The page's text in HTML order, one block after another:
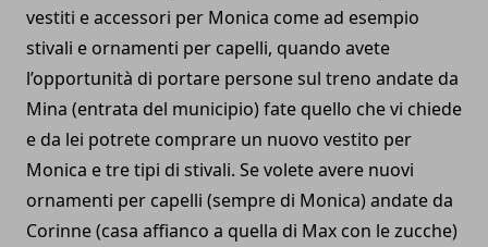
vestiti e accessori per Monica come ad esempio
stivali e ornamenti per capelli, quando avete
l’opportunità di portare persone sul treno andate da
Mina (entrata del municipio) fate quello che vi chiede
e da lei potrete comprare un nuovo vestito per
Monica e tre tipi di stivali. Se volete avere nuovi
ornamenti per capelli (sempre di Monica) andate da
Corinne (casa affianco a quella di Max con le zucche)